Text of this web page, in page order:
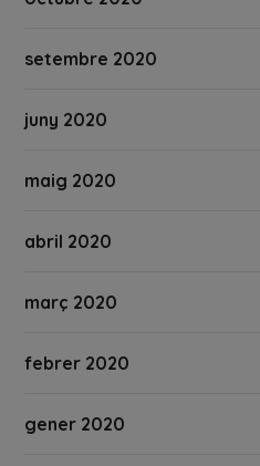
setembre 2020
juny 2020
maig 2020
abril 2020
març 2020
febrer 2020
gener 2020